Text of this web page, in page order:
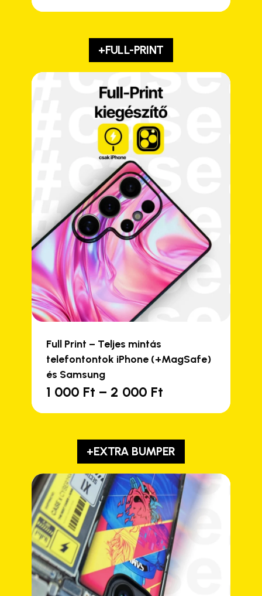
+FULL-PRINT
Full Print – Teljes mintás
telefontontok iPhone (+MagSafe)
és Samsung
1 000 Ft – 2 000 FtÁrtartomány:
000 Ft
2
000 Ft
Ennek
variációja
van.
A
változatok
a
termékoldalon
választhatók
ki
+EXTRA BUMPER